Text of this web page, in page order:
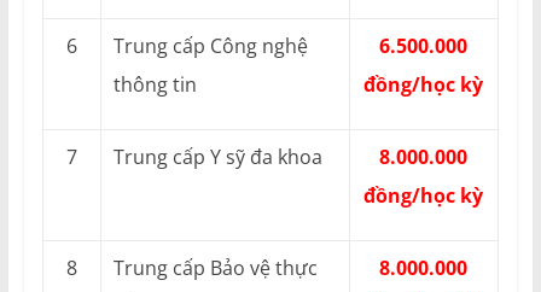
6
Trung cấp Công nghệ
thông tin
6.500.000
đồng/học kỳ
7 Trung cấp Y sỹ đa khoa
8.000.000
đồng/học kỳ
8
Trung cấp Bảo vệ thực
8.000.000